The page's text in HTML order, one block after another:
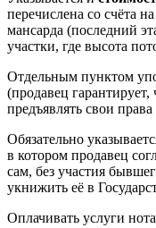
перечислена со счёта
мансарда (последний
участки, где высота
Отдельным пунктом
(продавец
предъявлять свои
Обязательно
в котором продавец
сам, без участия
укнижить её в
Оплачивать услуги